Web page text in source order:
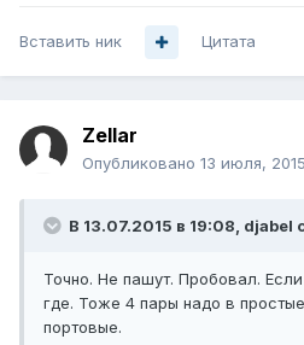
Вставить ник Цитата
Zellar
Опубликовано 13 июля, 2015
В 13.07.2015 в 19:08, djabel
Точно. Не пашут. Пробовал.
где. Тоже 4 пары надо в
портовые.